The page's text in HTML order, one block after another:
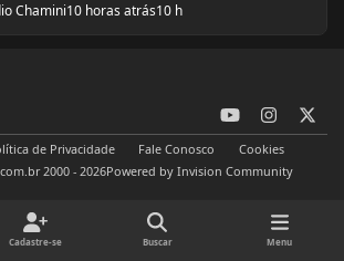
Chamini10 horas atrás10 h
Sistema
o
u
n
s
de Privacidade Fale Conosco
Cookies
2000 - 2026Powered by Invision Community
Cadastre-se Buscar Menu